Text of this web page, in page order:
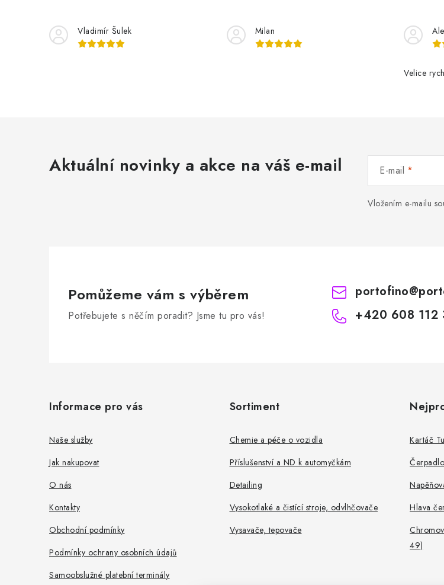
Vladimír Šulek Milan
Velice
Aktuální novinky a akce na váš e-mail E-mail
Vložením e-mailu
Pomůžeme vám s výběrem
Potřebujete s něčím poradit? Jsme tu pro vás!
portofino@
+420 608 112
Informace pro vás
Naše služby
Jak nakupovat
O nás
Kontakty
Obchodní podmínky
Podmínky ochrany osobních údajů
Samoobslužné platební terminály
Sortiment
Chemie a péče o vozidla
Příslušenství a ND k automyčkám
Detailing
Vysokotlaké a čistící stroje, odvlhčovače
Vysavače, tepovače
Kartáč
Hlava
49)